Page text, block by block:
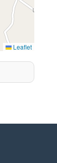
Leaflet